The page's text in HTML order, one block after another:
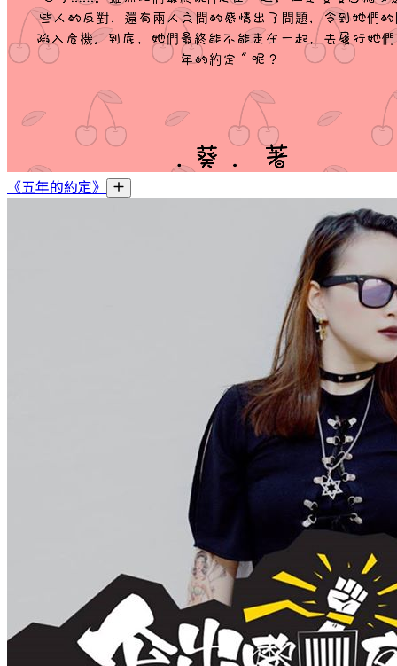
《五年的約定》